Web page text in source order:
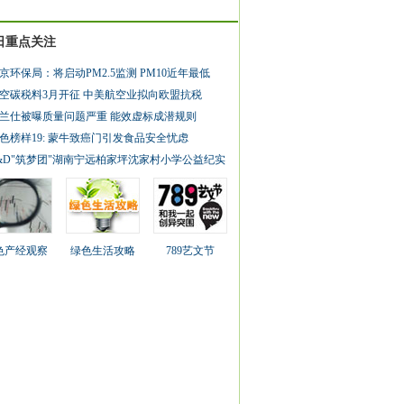
重点关注
环保局：将启动PM2.5监测 PM10近年最低
碳税料3月开征 中美航空业拟向欧盟抗税
仕被曝质量问题严重 能效虚标成潜规则
榜样19: 蒙牛致癌门引发食品安全忧虑
筑梦团"湖南宁远柏家坪沈家村小学公益纪实
产经观察 绿色生活攻略 789艺文节